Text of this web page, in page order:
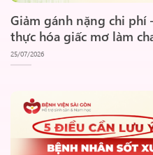
Giảm gánh nặng chi phí
thực hóa giấc mơ làm
25/07/2026